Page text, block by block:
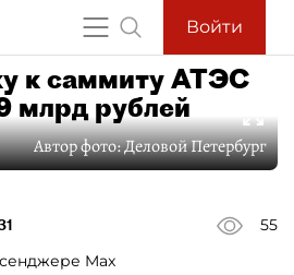
Войти
к саммиту АТЭС
млрд рублей
Автор фото:Деловой Петербург
55
Max